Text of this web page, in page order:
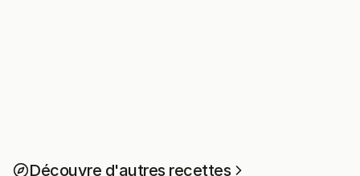
Découvre d'autres recettes